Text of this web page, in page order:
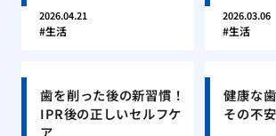
2026.04.21
生活
2026.03.06
生活
歯を削った後の新習慣！
IPR後の正しいセルフケ
ア
健康な
その不